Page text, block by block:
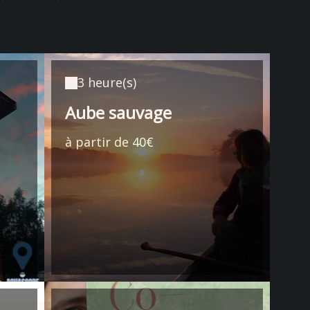
3 heure(s)
Aube sauvage
à partir de 40€